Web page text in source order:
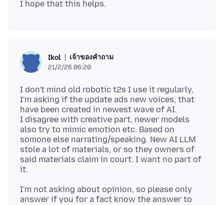
Ikol เจ้าของคำถาม
21/2/26 06:20
I don't mind old robotic t2s I use it regularly,
I'm asking if the update ads new voices, that
have been created in newest wave of AI.
I disagree with creative part, newer models
also try to mimic emotion etc. Based on
somone else narrating/speaking. New AI LLM
stole a lot of materials, or so they owners of
said materials claim in court. I want no part of
I'm not asking about opinion, so please only
answer if you for a fact know the answer to